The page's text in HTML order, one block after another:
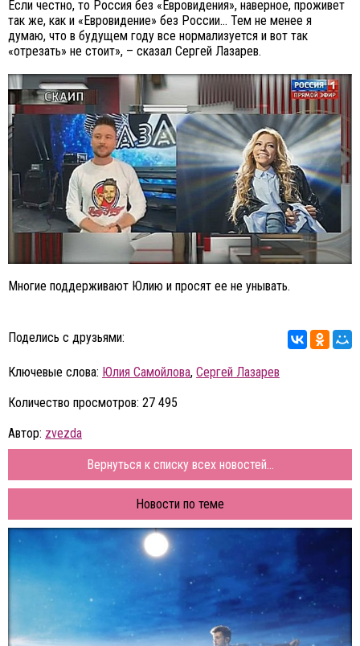
Если честно, то Россия без «Евровидения», наверное, проживет
так же, как и «Евровидение» без России… Тем не менее я
думаю, что в будущем году все нормализуется и вот так
«отрезать» не стоит», – сказал Сергей Лазарев.
Многие поддерживают Юлию и просят ее не унывать.
Поделись с друзьями:
Ключевые слова: Юлия Самойлова, Сергей Лазарев
Количество просмотров: 27 495
Автор: zvezda
Вернуться к списку всех новостей...
Новости по теме